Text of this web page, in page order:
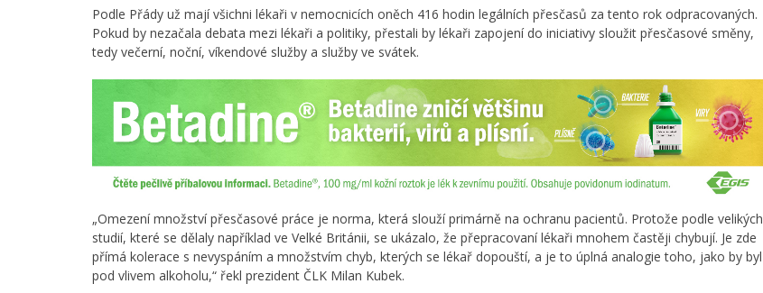
Podle Přády už mají všichni lékaři v nemocnicích oněch 416 hodin legálních přesčasů za tento rok odpracovaných.
Pokud by nezačala debata mezi lékaři a politiky, přestali by lékaři zapojení do iniciativy sloužit přesčasové směny,
tedy večerní, noční, víkendové služby a služby ve svátek.
„Omezení množství přesčasové práce je norma, která slouží primárně na ochranu pacientů. Protože podle velikých
studií, které se dělaly například ve Velké Británii, se ukázalo, že přepracovaní lékaři mnohem častěji chybují. Je zde
přímá kolerace s nevyspáním a množstvím chyb, kterých se lékař dopouští, a je to úplná analogie toho, jako by byl
pod vlivem alkoholu,“ řekl prezident ČLK Milan Kubek.